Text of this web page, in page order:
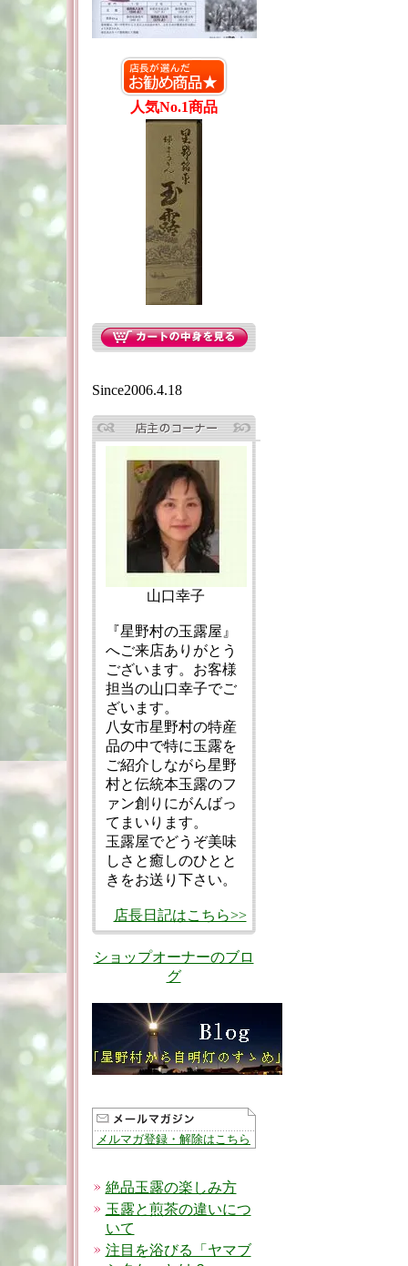
人気No.1商品
Since2006.4.18
山口幸子
『星野村の玉露屋』
へご来店ありがとう
ございます。お客様
担当の山口幸子でご
ざいます。
八女市星野村の特産
品の中で特に玉露を
ご紹介しながら星野
村と伝統本玉露のフ
ァン創りにがんばっ
てまいります。
玉露屋でどうぞ美味
しさと癒しのひとと
きをお送り下さい。
店長日記はこちら>>
ショップオーナーのブロ
グ
メルマガ登録・解除はこちら
絶品玉露の楽しみ方
玉露と煎茶の違いにつ
いて
注目を浴びる「ヤマブ